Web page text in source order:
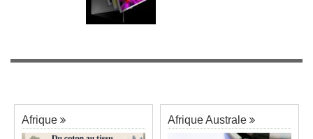
Afrique Afrique Australe